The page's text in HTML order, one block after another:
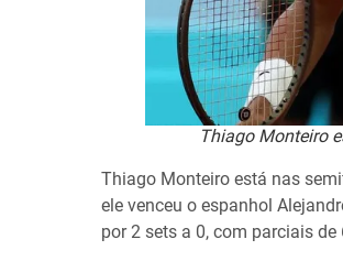
Thiago Monteiro
Thiago Monteiro está nas
ele venceu o espanhol
por 2 sets a 0, com parciais